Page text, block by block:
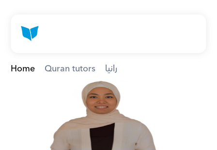
Home Quran tutors رانيا